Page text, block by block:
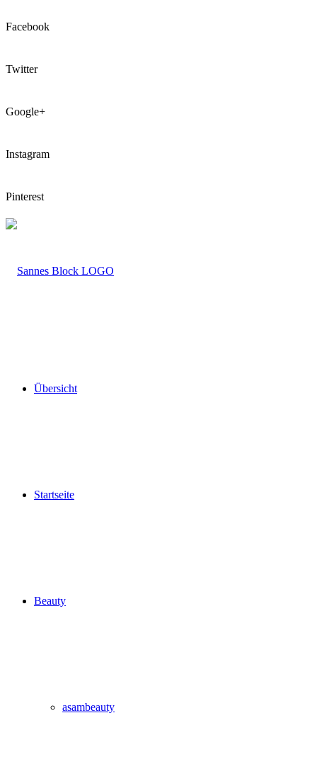
Facebook
Twitter
Google+
Instagram
Pinterest
LOGO
Übersicht
Startseite
Beauty
asambeauty